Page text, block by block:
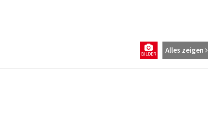
Alles zeigen
BILDER